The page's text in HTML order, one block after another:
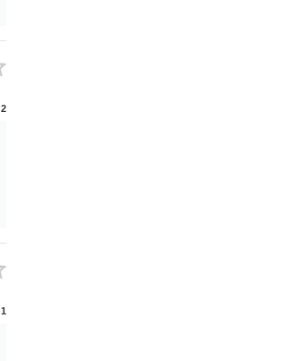
2
1